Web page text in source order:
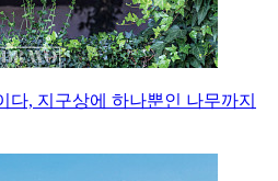
다, 지구상에 하나뿐인 나무까지